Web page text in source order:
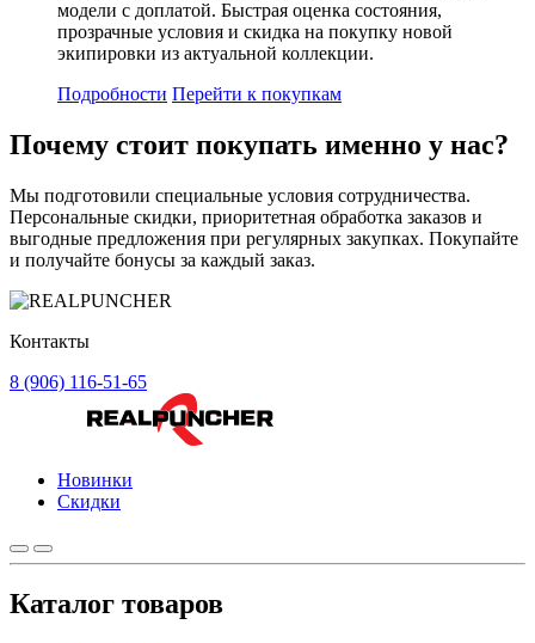
модели с доплатой. Быстрая оценка состояния,
прозрачные условия и скидка на покупку новой
экипировки из актуальной коллекции.
Подробности Перейти к покупкам
Почему стоит покупать именно у нас?
Мы подготовили специальные условия сотрудничества.
Персональные скидки, приоритетная обработка заказов и
выгодные предложения при регулярных закупках. Покупайте
и получайте бонусы за каждый заказ.
Контакты
8 (906) 116-51-65
Новинки
Скидки
Каталог товаров